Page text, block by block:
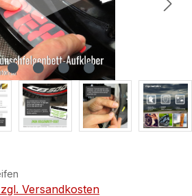
Versandkosten